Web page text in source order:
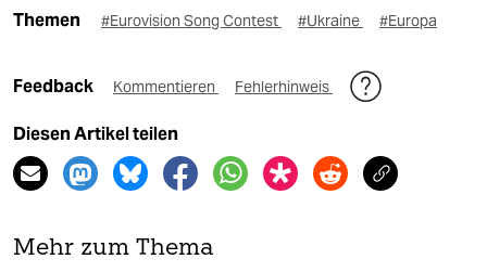
Themen #Eurovision Song Contest #Ukraine #Europa
Feedback Kommentieren Fehlerhinweis
Diesen Artikel teilen
Mehr zum Thema